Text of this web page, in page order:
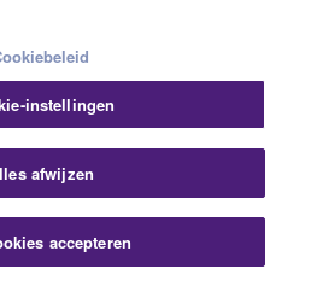
instellingen
afwijzen
accepteren